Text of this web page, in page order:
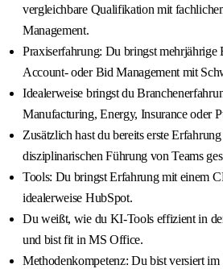
vergleichbare Qualifikation mit
Management.
Praxiserfahrung: Du bringst
Account- oder Bid Management mit
Idealerweise bringst du
Manufacturing, Energy, Insurance oder
Zusätzlich hast du bereits erste
disziplinarischen Führung von Teams
Tools: Du bringst Erfahrung mit einem
idealerweise HubSpot.
Du weißt, wie du KI-Tools effizient in
und bist fit in MS Office.
Methodenkompetenz: Du bist versiert im